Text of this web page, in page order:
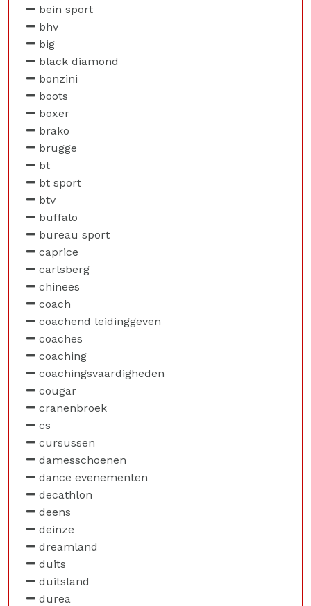
bein sport
bhv
big
black diamond
bonzini
boots
boxer
brako
brugge
bt
bt sport
btv
buffalo
bureau sport
caprice
carlsberg
chinees
coach
coachend leidinggeven
coaches
coaching
coachingsvaardigheden
cougar
cranenbroek
cs
cursussen
damesschoenen
dance evenementen
decathlon
deens
deinze
dreamland
duits
duitsland
durea